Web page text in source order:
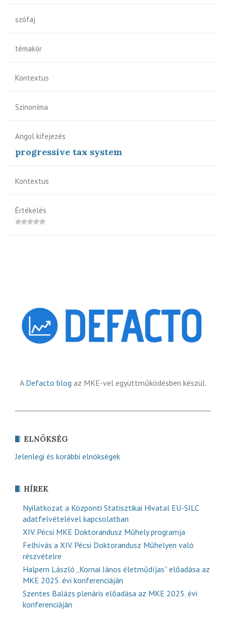
szófaj
témakör
Kontextus
Szinoníma
Angol kifejezés
progressive tax system
Kontextus
Értékelés
A Defacto blog az MKE-vel együttműködésben készül.
ELNÖKSÉG
Jelenlegi és korábbi elnökségek
HÍREK
Nyilatkozat a Központi Statisztikai Hivatal EU-SILC
adatfelvételével kapcsolatban
XIV. Pécsi MKE Doktorandusz Műhely programja
Felhívás a XIV. Pécsi Doktorandusz Műhelyen való
részvételre
Halpern László „Kornai János életműdíjas” előadása az
MKE 2025. évi konferenciáján
Szentes Balázs plenáris előadása az MKE 2025. évi
konferenciáján